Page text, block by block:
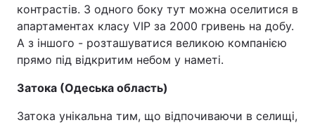
контрастів. З одного боку тут можна оселитися в
апартаментах класу VIP за 2000 гривень на добу.
А з іншого - розташуватися великою компанією
прямо під відкритим небом у наметі.
Затока (Одеська область)
Затока унікальна тим, що відпочиваючи в селищі,